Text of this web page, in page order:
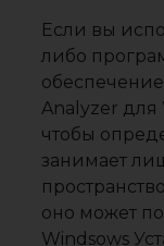
Если вы
либо
Analyzer для
чтобы
занимает
оно может
Windsows